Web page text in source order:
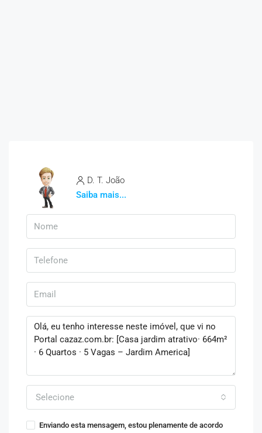
D. T. João
Saiba mais...
Selecione
Enviando esta mensagem, estou plenamente de acordo